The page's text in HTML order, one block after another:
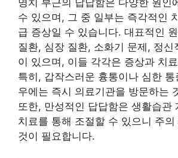
수 있으며, 그 중 일부는 즉각적인
급 증상일 수 있습니다. 대표적인
질환, 심장 질환, 소화기 문제, 정신
이 있으며, 이들 각각은 증상과 치
특히, 갑작스러운 흉통이나 심한 통
우에는 즉시 의료기관을 방문하는
또한, 만성적인 답답함은 생활습관
치료를 통해 조절할 수 있으니 주
것이 필요합니다.